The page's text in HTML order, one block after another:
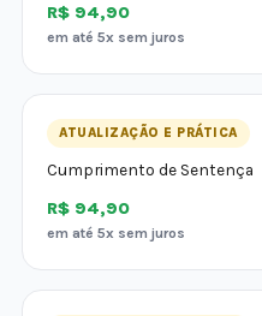
R$ 94,90
em até 5x sem juros
ATUALIZAÇÃO E PRÁTICA
Cumprimento de Sentença
R$ 94,90
em até 5x sem juros